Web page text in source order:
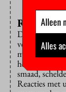
Reageren?
Dat is alleen
verbonden
met
het
smaad,
Reacties met
Alleen
Alles